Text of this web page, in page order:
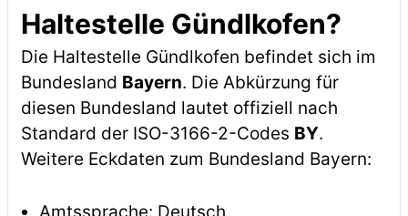
Haltestelle Gündlkofen?
Die Haltestelle Gündlkofen befindet sich im
Bundesland Bayern. Die Abkürzung für
diesen Bundesland lautet offiziell nach
Standard der ISO-3166-2-Codes BY.
Weitere Eckdaten zum Bundesland Bayern: